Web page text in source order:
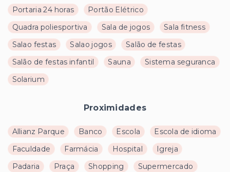
Portaria 24 horas
Portão Elétrico
Quadra poliesportiva
Sala de jogos
Sala fitness
Salao festas
Salao jogos
Salão de festas
Salão de festas infantil
Sauna
Sistema seguranca
Solarium
Proximidades
Allianz Parque Banco Escola
Escola de idioma
Faculdade
Farmácia Hospital
Igreja
Padaria
Praça Shopping
Supermercado